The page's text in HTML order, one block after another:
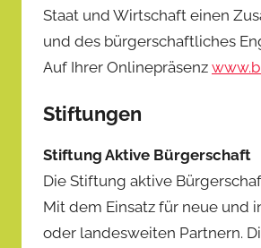
Staat und Wirtschaft einen
und des bürgerschaftliches
Auf Ihrer Onlinepräsenz
Stiftungen
Stiftung Aktive Bürgerschaft
Die Stiftung aktive
Mit dem Einsatz für neue und
oder landesweiten Partnern.